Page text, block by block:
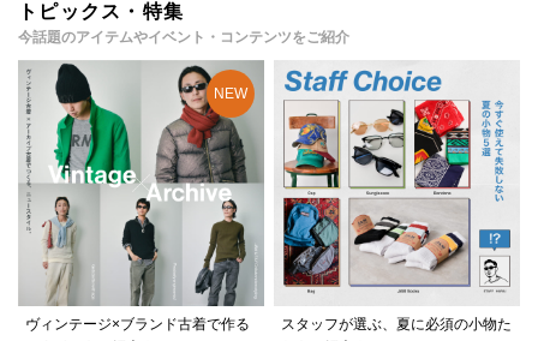
トピックス・特集
今話題のアイテムやイベント・コンテンツをご紹介
ヴィンテージ×ブランド古着で作る
スタッフが選ぶ、夏に必須の小物た